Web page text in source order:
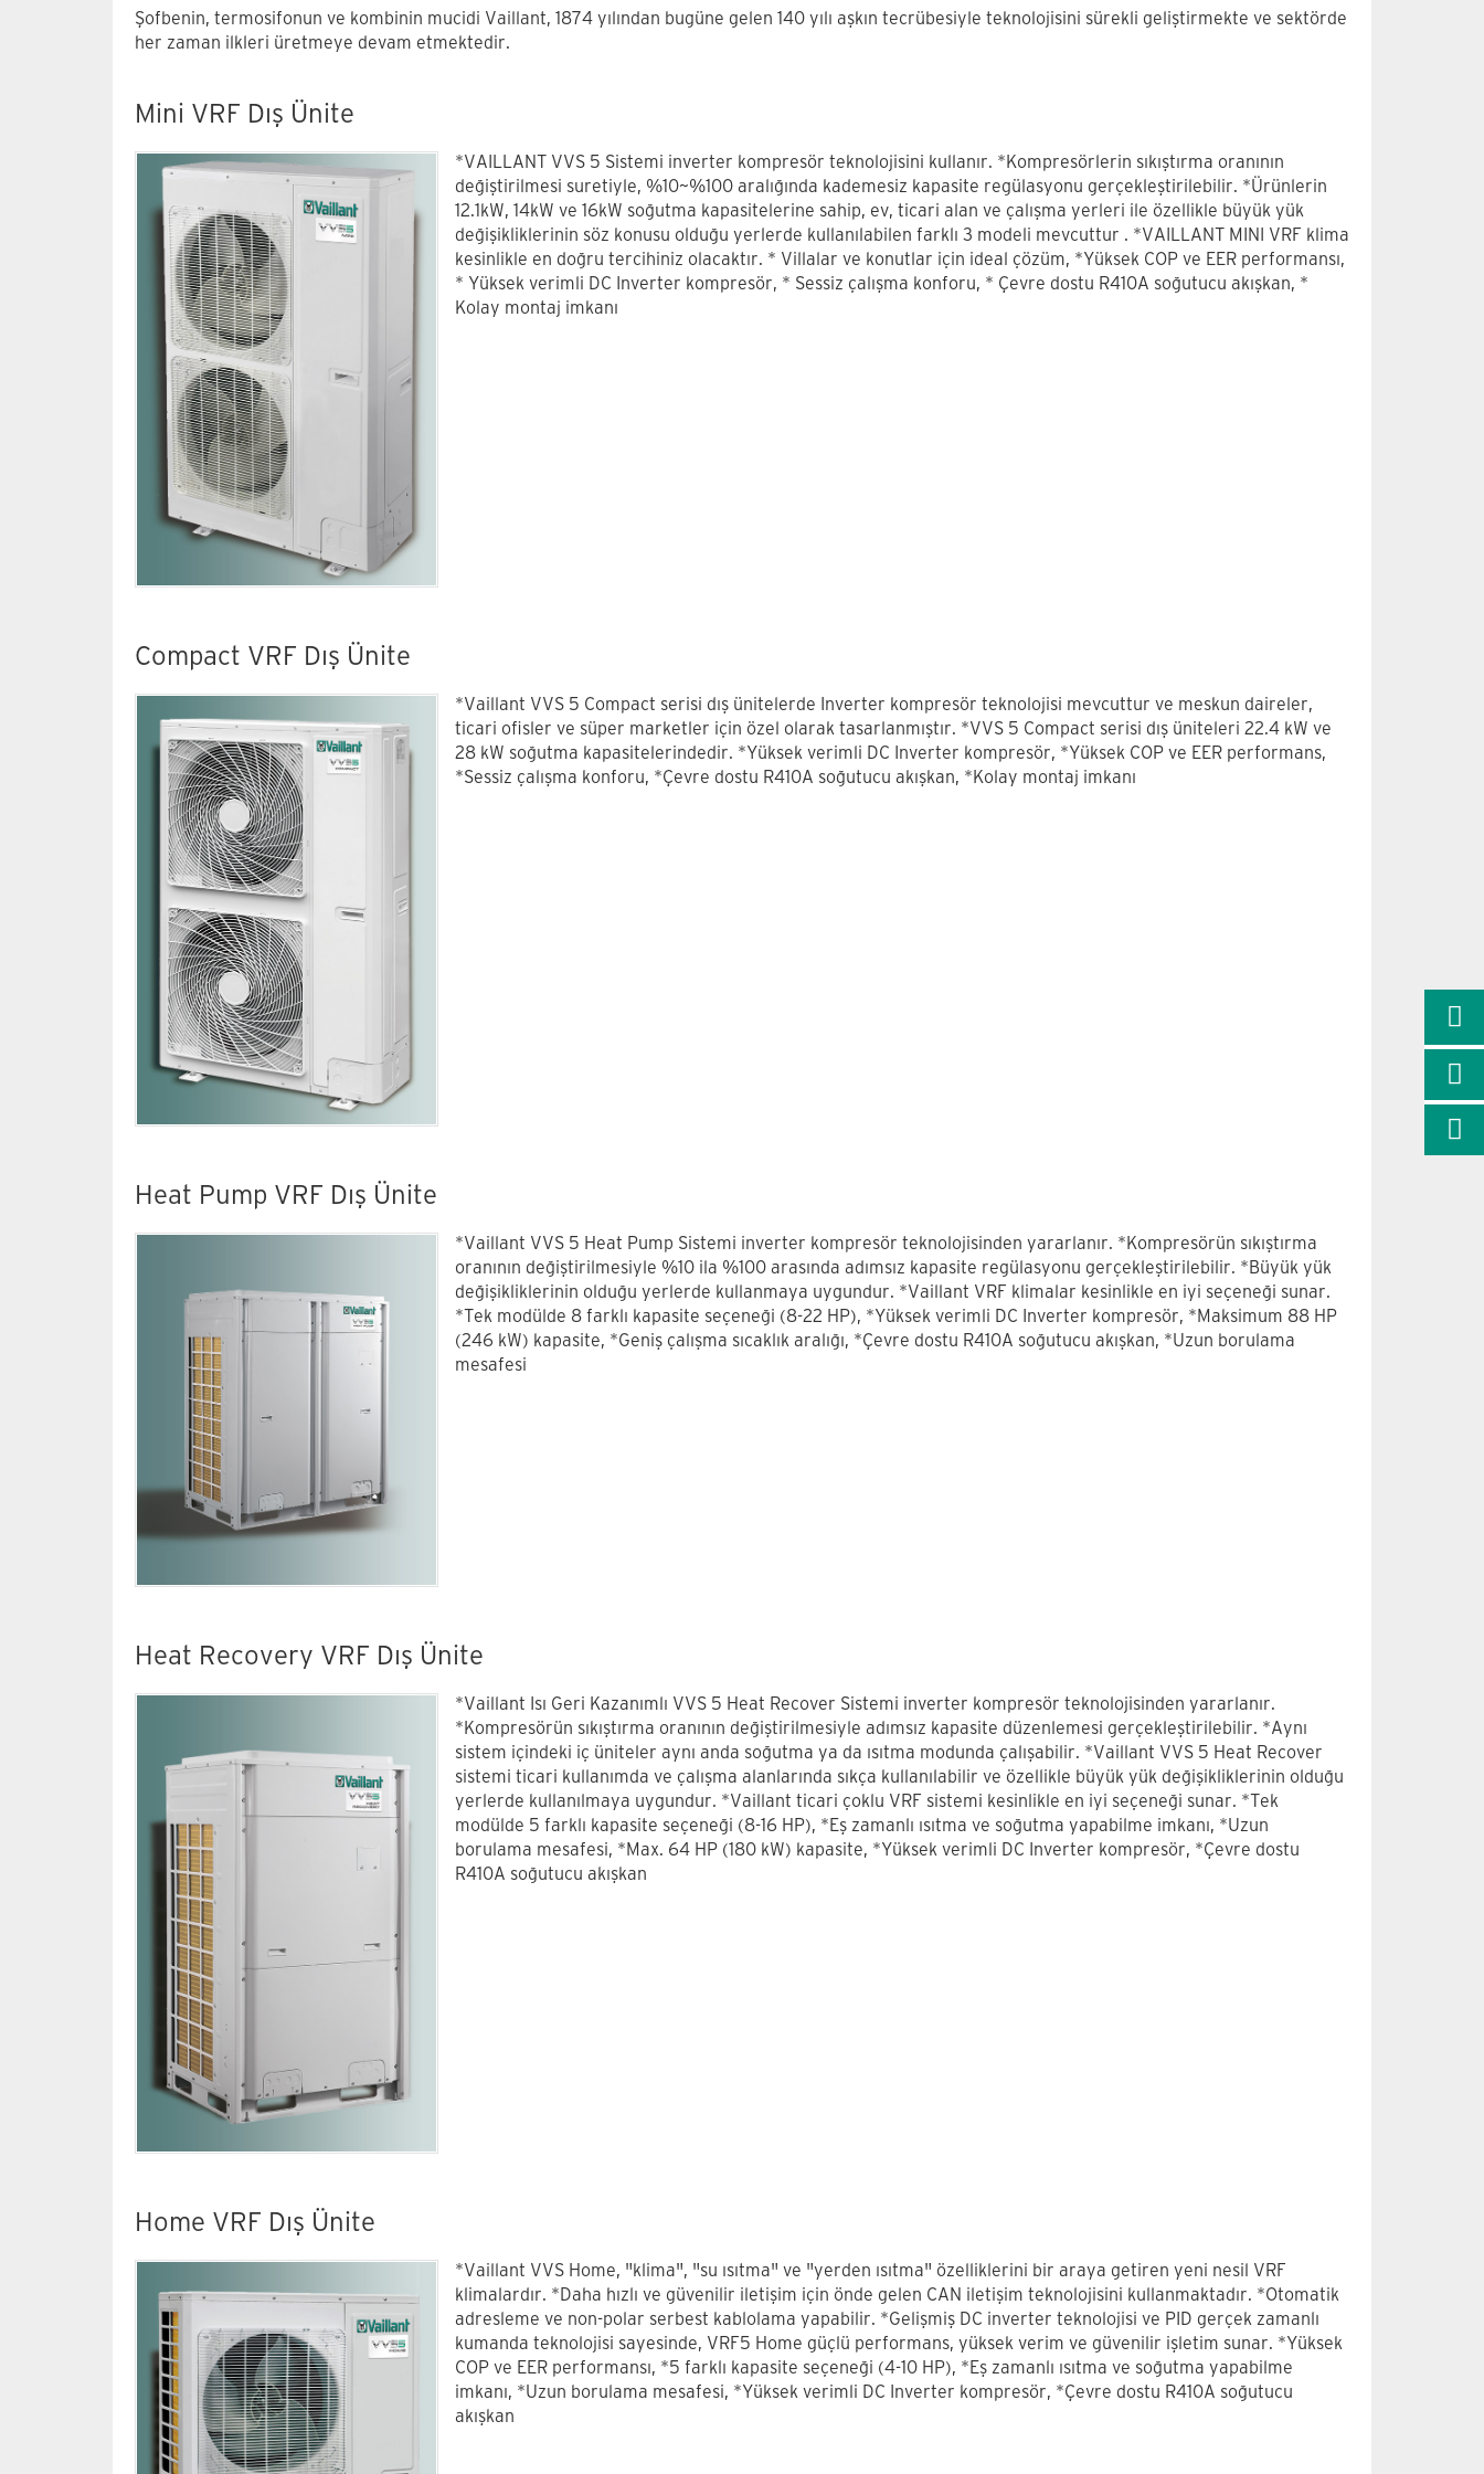
Şofbenin, termosifonun ve kombinin mucidi Vaillant, 1874 yılından bugüne gelen 140 yılı aşkın tecrübesiyle teknolojisini sürekli geliştirmekte ve sektörde
her zaman ilkleri üretmeye devam etmektedir.
Mini VRF Dış Ünite
*VAILLANT VVS 5 Sistemi inverter kompresör teknolojisini kullanır. *Kompresörlerin sıkıştırma oranının
değiştirilmesi suretiyle, %10~%100 aralığında kademesiz kapasite regülasyonu gerçekleştirilebilir. *Ürünlerin
12.1kW, 14kW ve 16kW soğutma kapasitelerine sahip, ev, ticari alan ve çalışma yerleri ile özellikle büyük yük
değişikliklerinin söz konusu olduğu yerlerde kullanılabilen farklı 3 modeli mevcuttur . *VAILLANT MINI VRF klima
kesinlikle en doğru tercihiniz olacaktır. * Villalar ve konutlar için ideal çözüm, *Yüksek COP ve EER performansı,
* Yüksek verimli DC Inverter kompresör, * Sessiz çalışma konforu, * Çevre dostu R410A soğutucu akışkan, *
Kolay montaj imkanı
Compact VRF Dış Ünite
*Vaillant VVS 5 Compact serisi dış ünitelerde Inverter kompresör teknolojisi mevcuttur ve meskun daireler,
ticari ofisler ve süper marketler için özel olarak tasarlanmıştır. *VVS 5 Compact serisi dış üniteleri 22.4 kW ve
28 kW soğutma kapasitelerindedir. *Yüksek verimli DC Inverter kompresör, *Yüksek COP ve EER performans,
*Sessiz çalışma konforu, *Çevre dostu R410A soğutucu akışkan, *Kolay montaj imkanı
Heat Pump VRF Dış Ünite
*Vaillant VVS 5 Heat Pump Sistemi inverter kompresör teknolojisinden yararlanır. *Kompresörün sıkıştırma
oranının değiştirilmesiyle %10 ila %100 arasında adımsız kapasite regülasyonu gerçekleştirilebilir. *Büyük yük
değişikliklerinin olduğu yerlerde kullanmaya uygundur. *Vaillant VRF klimalar kesinlikle en iyi seçeneği sunar.
*Tek modülde 8 farklı kapasite seçeneği (8-22 HP), *Yüksek verimli DC Inverter kompresör, *Maksimum 88 HP
(246 kW) kapasite, *Geniş çalışma sıcaklık aralığı, *Çevre dostu R410A soğutucu akışkan, *Uzun borulama
mesafesi
Heat Recovery VRF Dış Ünite
*Vaillant Isı Geri Kazanımlı VVS 5 Heat Recover Sistemi inverter kompresör teknolojisinden yararlanır.
*Kompresörün sıkıştırma oranının değiştirilmesiyle adımsız kapasite düzenlemesi gerçekleştirilebilir. *Aynı
sistem içindeki iç üniteler aynı anda soğutma ya da ısıtma modunda çalışabilir. *Vaillant VVS 5 Heat Recover
sistemi ticari kullanımda ve çalışma alanlarında sıkça kullanılabilir ve özellikle büyük yük değişikliklerinin olduğu
yerlerde kullanılmaya uygundur. *Vaillant ticari çoklu VRF sistemi kesinlikle en iyi seçeneği sunar. *Tek
modülde 5 farklı kapasite seçeneği (8-16 HP), *Eş zamanlı ısıtma ve soğutma yapabilme imkanı, *Uzun
borulama mesafesi, *Max. 64 HP (180 kW) kapasite, *Yüksek verimli DC Inverter kompresör, *Çevre dostu
R410A soğutucu akışkan
Home VRF Dış Ünite
*Vaillant VVS Home, "klima", "su ısıtma" ve "yerden ısıtma" özelliklerini bir araya getiren yeni nesil VRF
klimalardır. *Daha hızlı ve güvenilir iletişim için önde gelen CAN iletişim teknolojisini kullanmaktadır. *Otomatik
adresleme ve non-polar serbest kablolama yapabilir. *Gelişmiş DC inverter teknolojisi ve PID gerçek zamanlı
kumanda teknolojisi sayesinde, VRF5 Home güçlü performans, yüksek verim ve güvenilir işletim sunar. *Yüksek
COP ve EER performansı, *5 farklı kapasite seçeneği (4-10 HP), *Eş zamanlı ısıtma ve soğutma yapabilme
imkanı, *Uzun borulama mesafesi, *Yüksek verimli DC Inverter kompresör, *Çevre dostu R410A soğutucu
akışkan